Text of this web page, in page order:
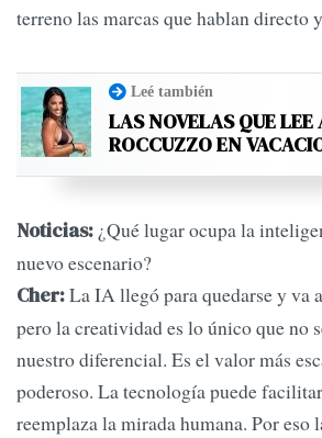
terreno las marcas que hablan directo
Leé también
LAS NOVELAS QUE
ROCCUZZO EN
Noticias: ¿Qué lugar ocupa la
nuevo escenario?
Cher:La IA llegó para quedarse y va
pero la creatividad es lo único que no
nuestro diferencial. Es el valor más
poderoso. La tecnología puede
reemplaza la mirada humana. Por eso